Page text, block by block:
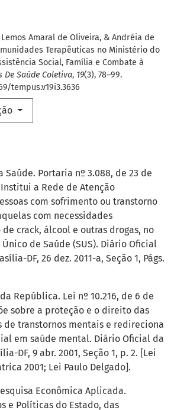
Amaral de Oliveira, & Andréia de
Terapêuticas no Ministério do
Social, Família e Combate à
De Saúde Coletiva, 19(3), 78–99.
tempus.v19i3.3636
Portaria nº 3.088, de 23 de
a Rede de Atenção
com sofrimento ou transtorno
com necessidades
crack, álcool e outras drogas, no
de Saúde (SUS). Diário Oficial
DF, 26 dez. 2011-a, Seção 1, Págs.
República. Lei nº 10.216, de 6 de
sobre a proteção e o direito das
de transtornos mentais e redireciona
em saúde mental. Diário Oficial da
DF, 9 abr. 2001, Seção 1, p. 2. [Lei
2001; Lei Paulo Delgado].
Econômica Aplicada.
e Políticas do Estado, das